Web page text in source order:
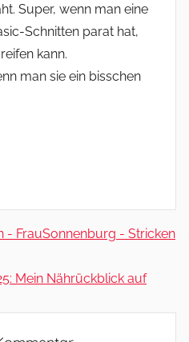
Super, wenn man eine
Schnitten parat hat,
kann.
man sie ein bisschen
- FrauSonnenburg - Stricken
Mein Nährückblick auf